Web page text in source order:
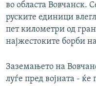
во областа Вовчанск.
руските единици
пет километри од
најжестоките борби
Заземањето на
луѓе пред војната - ќе